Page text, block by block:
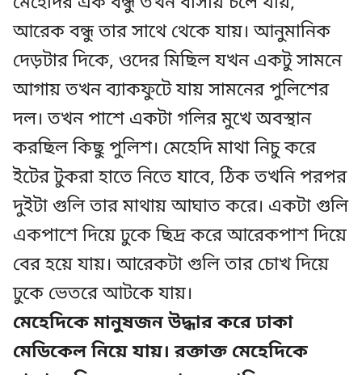
আরেক বন্ধু তার সাথে থেকে যায়। আনুমানিক
দেড়টার দিকে, ওদের মিছিল যখন একটু সামনে
আগায় তখন ব্যাকফুটে যায় সামনের পুলিশের
দল। তখন পাশে একটা গলির মুখে অবস্থান
করছিল কিছু পুলিশ। মেহেদি মাথা নিচু করে
ইটের টুকরা হাতে নিতে যাবে, ঠিক তখনি পরপর
দুইটা গুলি তার মাথায় আঘাত করে। একটা গুলি
একপাশে দিয়ে ঢুকে ছিদ্র করে আরেকপাশ দিয়ে
বের হয়ে যায়। আরেকটা গুলি তার চোখ দিয়ে
ঢুকে ভেতরে আটকে যায়।
মেহেদিকে মানুষজন উদ্ধার করে ঢাকা
মেডিকেল নিয়ে যায়। রক্তাক্ত মেহেদিকে